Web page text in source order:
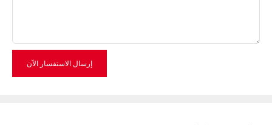
إرسال الاستفسار الآن